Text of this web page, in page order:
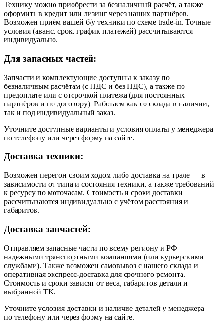
Технику можно приобрести за безналичный расчёт, а также
оформить в кредит или лизинг через наших партнёров.
Возможен приём вашей б/у техники по схеме trade-in. Точные
условия (аванс, срок, график платежей) рассчитываются
индивидуально.
Для запасных частей:
Запчасти и комплектующие доступны к заказу по
безналичным расчётам (с НДС и без НДС), а также по
предоплате или с отсрочкой платежа (для постоянных
партнёров и по договору). Работаем как со склада в наличии,
так и под индивидуальный заказ.
Уточните доступные варианты и условия оплаты у менеджера
по телефону или через форму на сайте.
Доставка техники:
Возможен перегон своим ходом либо доставка на трале — в
зависимости от типа и состояния техники, а также требований
к ресурсу по моточасам. Стоимость и сроки доставки
рассчитываются индивидуально с учётом расстояния и
габаритов.
Доставка запчастей:
Отправляем запасные части по всему региону и РФ
надежными транспортными компаниями (или курьерскими
службами). Также возможен самовывоз с нашего склада и
оперативная экспресс-доставка для срочного ремонта.
Стоимость и сроки зависят от веса, габаритов детали и
выбранной ТК.
Уточните условия доставки и наличие деталей у менеджера
по телефону или через форму на сайте.